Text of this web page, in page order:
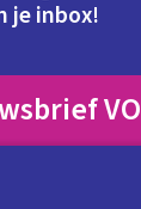
je inbox!
VO